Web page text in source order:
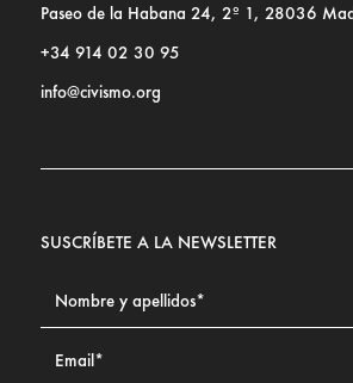
Paseo de la Habana 24, 2º 1, 28036
+34 914 02 30 95
info@civismo.org
SUSCRÍBETE A LA NEWSLETTER